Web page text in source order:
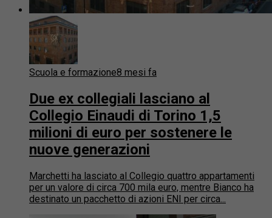
Scuola e formazione8 mesi fa
Due ex collegiali lasciano al
Collegio Einaudi di Torino 1,5
milioni di euro per sostenere le
nuove generazioni
Marchetti ha lasciato al Collegio quattro appartamenti
per un valore di circa 700 mila euro, mentre Bianco ha
destinato un pacchetto di azioni ENI per circa...